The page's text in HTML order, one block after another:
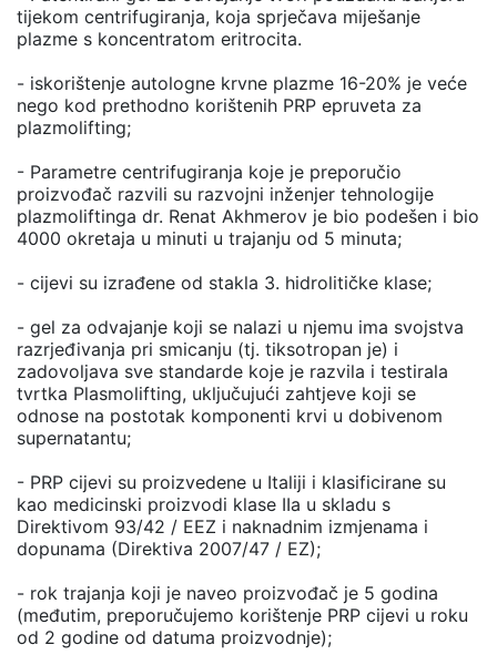
tijekom centrifugiranja, koja sprječava miješanje
plazme s koncentratom eritrocita.
- iskorištenje autologne krvne plazme 16-20% je veće
nego kod prethodno korištenih PRP epruveta za
plazmolifting;
- Parametre centrifugiranja koje je preporučio
proizvođač razvili su razvojni inženjer tehnologije
plazmoliftinga dr. Renat Akhmerov je bio podešen i bio
4000 okretaja u minuti u trajanju od 5 minuta;
- cijevi su izrađene od stakla 3. hidrolitičke klase;
- gel za odvajanje koji se nalazi u njemu ima svojstva
razrjeđivanja pri smicanju (tj. tiksotropan je) i
zadovoljava sve standarde koje je razvila i testirala
tvrtka Plasmolifting, uključujući zahtjeve koji se
odnose na postotak komponenti krvi u dobivenom
supernatantu;
- PRP cijevi su proizvedene u Italiji i klasificirane su
kao medicinski proizvodi klase IIa u skladu s
Direktivom 93/42 / EEZ i naknadnim izmjenama i
dopunama (Direktiva 2007/47 / EZ);
- rok trajanja koji je naveo proizvođač je 5 godina
(međutim, preporučujemo korištenje PRP cijevi u roku
od 2 godine od datuma proizvodnje);